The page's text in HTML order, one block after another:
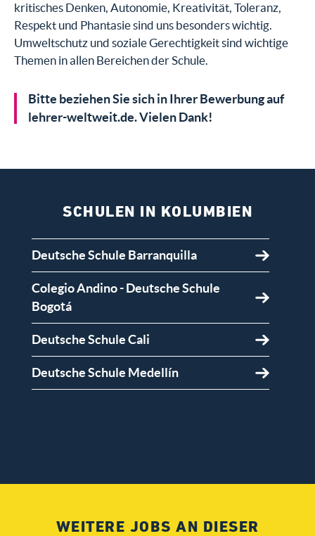
kritisches Denken, Autonomie, Kreativität, Toleranz,
Respekt und Phantasie sind uns besonders wichtig.
Umweltschutz und soziale Gerechtigkeit sind wichtige
Themen in allen Bereichen der Schule.
Bitte beziehen Sie sich in Ihrer Bewerbung auf
lehrer-weltweit.de. Vielen Dank!
SCHULEN IN KOLUMBIEN
Deutsche Schule Barranquilla
Colegio Andino - Deutsche Schule
Bogotá
Deutsche Schule Cali
Deutsche Schule Medellín
WEITERE JOBS AN DIESER